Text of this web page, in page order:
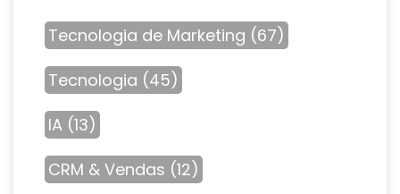
Tecnologia de Marketing (67)
Tecnologia (45)
IA (13)
CRM & Vendas (12)